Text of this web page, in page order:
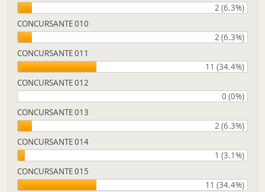
2 (6.3%)
CONCURSANTE 010
2 (6.3%)
CONCURSANTE 011
11 (34.4%)
CONCURSANTE 012
0 (0%)
CONCURSANTE 013
2 (6.3%)
CONCURSANTE 014
1 (3.1%)
CONCURSANTE 015
11 (34.4%)